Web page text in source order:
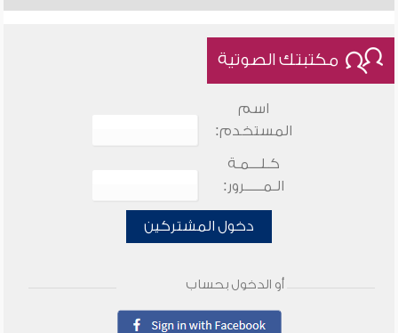
مكتبتك الصوتية
اسم
المستخدم:
كـلـــمـة
الـمـــــرور:
دخول المشتركين
أو الدخول بحساب